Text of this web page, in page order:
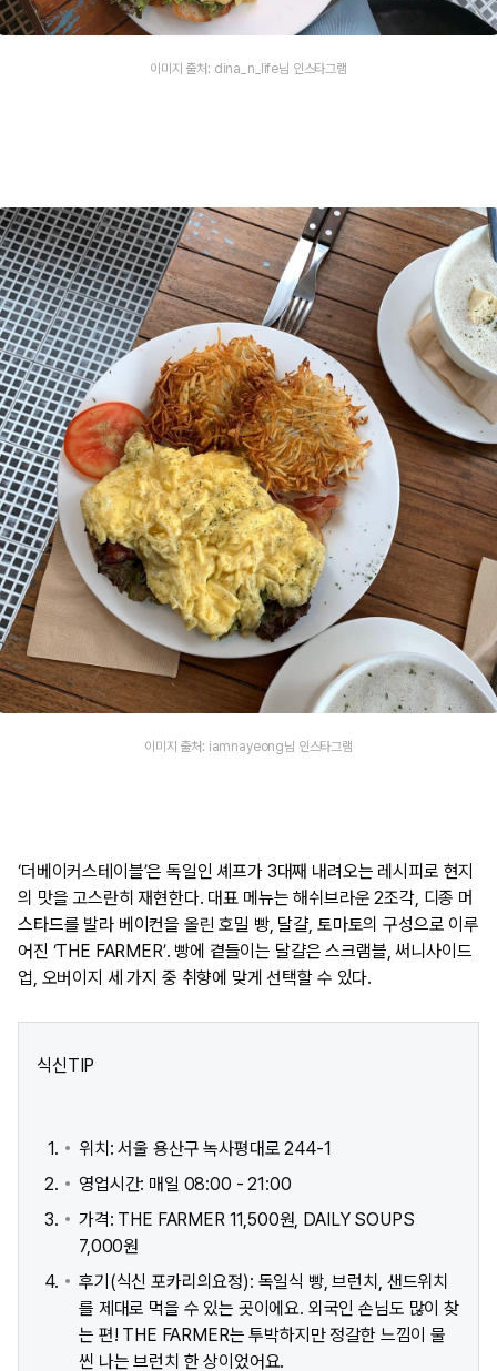
이미지 출처: dina_n_life님 인스타그램
이미지 출처: iamnayeong님 인스타그램
‘더베이커스테이블’은 독일인 셰프가 3대째 내려오는 레시피로 현지
의 맛을 고스란히 재현한다. 대표 메뉴는 해쉬브라운 2조각, 디종 머
스타드를 발라 베이컨을 올린 호밀 빵, 달걀, 토마토의 구성으로 이루
어진 ‘THE FARMER’. 빵에 곁들이는 달걀은 스크램블, 써니사이드
업, 오버이지 세 가지 중 취향에 맞게 선택할 수 있다.
식신TIP
위치: 서울 용산구 녹사평대로 244-1​
영업시간: 매일 08:00 - 21:00
가격: THE FARMER 11,500원, DAILY SOUPS
7,000원
후기(식신 포카리의요정): 독일식 빵, 브런치, 샌드위치
를 제대로 먹을 수 있는 곳이에요. 외국인 손님도 많이 찾
는 편! THE FARMER는 투박하지만 정갈한 느낌이 물
씬 나는 브런치 한 상이었어요.